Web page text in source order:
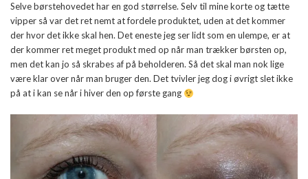
Selve børstehovedet har en god størrelse. Selv til mine korte og tætte
vipper så var det ret nemt at fordele produktet, uden at det kommer
der hvor det ikke skal hen. Det eneste jeg ser lidt som en ulempe, er at
der kommer ret meget produkt med op når man trækker børsten op,
men det kan jo så skrabes af på beholderen. Så det skal man nok lige
være klar over når man bruger den. Det tvivler jeg dog i øvrigt slet ikke
på at i kan se når i hiver den op første gang